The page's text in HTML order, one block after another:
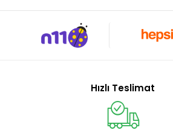
Hızlı Teslimat